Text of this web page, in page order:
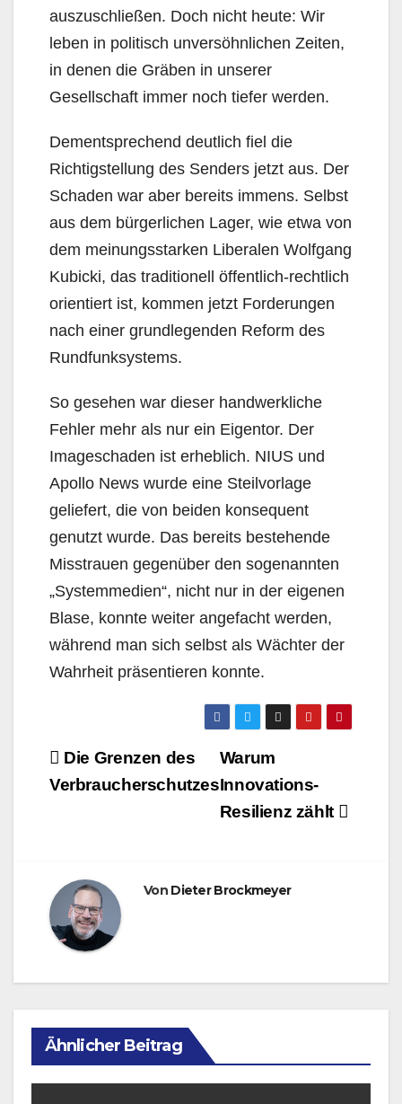
auszuschließen. Doch nicht heute: Wir
leben in politisch unversöhnlichen Zeiten,
in denen die Gräben in unserer
Gesellschaft immer noch tiefer werden.
Dementsprechend deutlich fiel die
Richtigstellung des Senders jetzt aus. Der
Schaden war aber bereits immens. Selbst
aus dem bürgerlichen Lager, wie etwa von
dem meinungsstarken Liberalen Wolfgang
Kubicki, das traditionell öffentlich-rechtlich
orientiert ist, kommen jetzt Forderungen
nach einer grundlegenden Reform des
Rundfunksystems.
So gesehen war dieser handwerkliche
Fehler mehr als nur ein Eigentor. Der
Imageschaden ist erheblich. NIUS und
Apollo News wurde eine Steilvorlage
geliefert, die von beiden konsequent
genutzt wurde. Das bereits bestehende
Misstrauen gegenüber den sogenannten
„Systemmedien“, nicht nur in der eigenen
Blase, konnte weiter angefacht werden,
während man sich selbst als Wächter der
Wahrheit präsentieren konnte.
Beitragsnavigation
Warum
Innovations-
Resilienz zählt
Die Grenzen des
Verbraucherschutzes
Von Dieter Brockmeyer
Ähnlicher Beitrag